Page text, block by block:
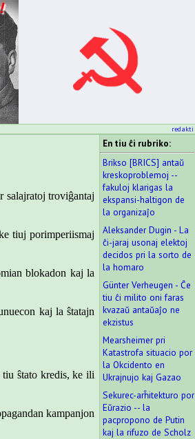
redakti
salajratoj troviĝantaj
tiuj porimperiismaj
blokadon kaj la
kaj la ŝtatajn
ŝtato kredis, ke ili
kampanjon
En tiu ĉi rubriko:
Brikso [BRICS] antaŭ
kreskoproblemoj --
fakuloj klarigas la
ekspansi-haltigon de
la organizaĵo
Aleksander Dugin - La
ĉi-jaraj usonaj elektoj
decidos pri la sorto de
la homaro
Günter Verheugen - Ĉe
tiu ĉi milito oni faras
kvazaŭ antaŭaĵo ne
ekzistus
Mearsheimer pri
Katastrofa situacio por
la Okcidento en
Ukrajnujo kaj Gazao
Sekurec-arĥitekturo por
Eŭrazio -- la
pacpropono de Putin
kaj la rifuzo de Scholz